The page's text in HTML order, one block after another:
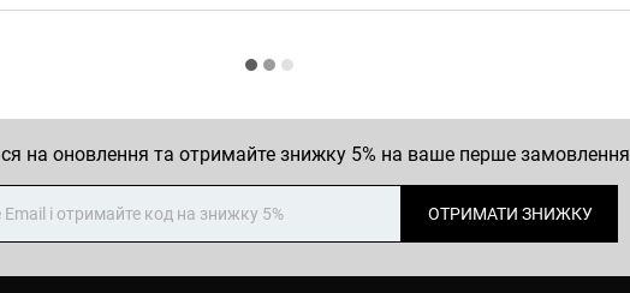
на оновлення та отримайте знижку 5% на ваше перше замовлення
ОТРИМАТИ ЗНИЖКУ